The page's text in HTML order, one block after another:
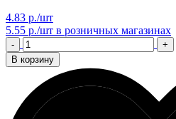
4.83 р./шт
5.55 р./шт в розничных магазинах
-
+
В корзину